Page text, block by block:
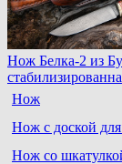
Нож Белка-2 из
Нож
Нож с доской
Нож со